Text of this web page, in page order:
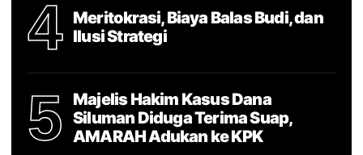
4
Meritokrasi, Biaya Balas Budi, dan
Ilusi Strategi
5
Majelis Hakim Kasus Dana
Siluman Diduga Terima Suap,
AMARAH Adukan ke KPK